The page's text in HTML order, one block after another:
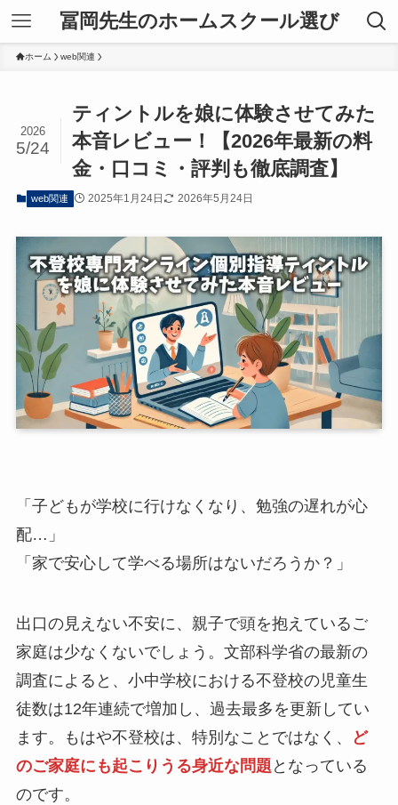
冨岡先生のホームスクール選び
ホーム web関連
ティントルを娘に体験させてみた
本音レビュー！【2026年最新の料
金・口コミ・評判も徹底調査】
2026
5/24
web関連 2025年1月24日 2026年5月24日
「子どもが学校に行けなくなり、勉強の遅れが心
配…」
「家で安心して学べる場所はないだろうか？」
出口の見えない不安に、親子で頭を抱えているご
家庭は少なくないでしょう。文部科学省の最新の
調査によると、小中学校における不登校の児童生
徒数は12年連続で増加し、過去最多を更新してい
ます。もはや不登校は、特別なことではなく、
ど
のご家庭にも起こりうる身近な問題 となっている
のです。